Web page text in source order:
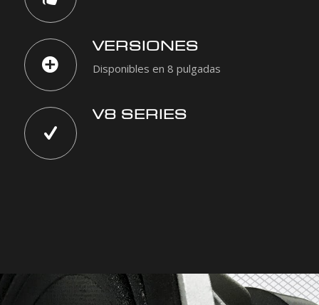
VERSIONES
Disponibles en 8 pulgadas
V8 SERIES